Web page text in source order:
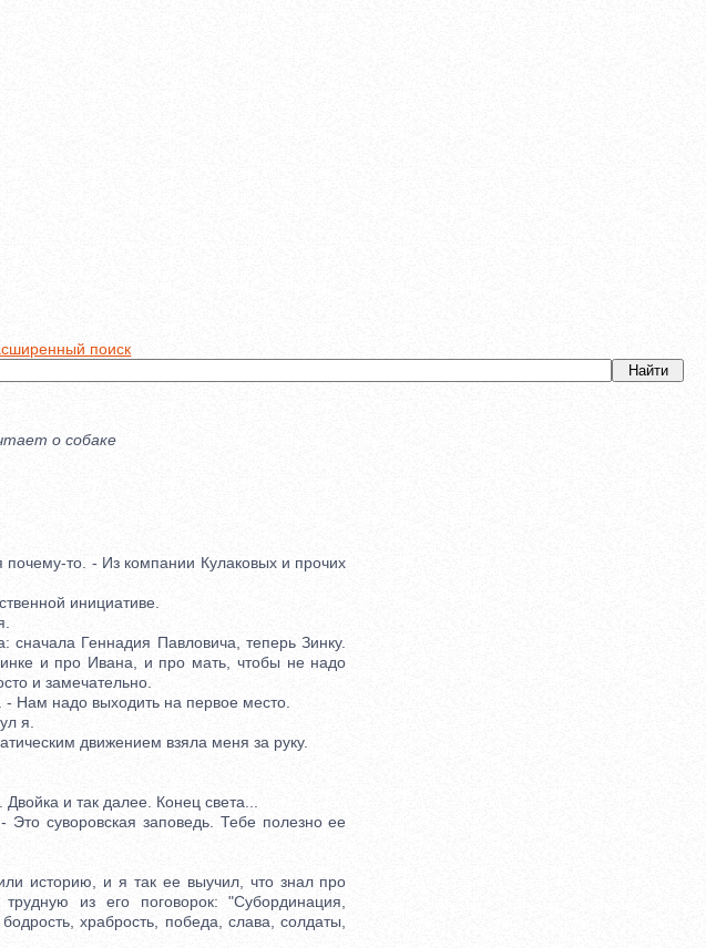
поиск
о собаке
то. - Из компании Кулаковых и прочих
инициативе.
Геннадия Павловича, теперь Зинку.
и про Ивана, и про мать, чтобы не надо
и замечательно.
- Нам надо выходить на первое место.
я.
движением взяла меня за руку.
и так далее. Конец света...
суворовская заповедь. Тебе полезно ее
историю, и я так ее выучил, что знал про
из его поговорок: "Субординация,
храбрость, победа, слава, солдаты,